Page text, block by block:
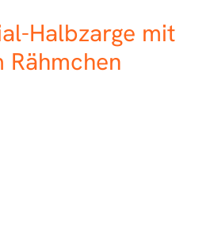
Halbzarge mit
Rähmchen